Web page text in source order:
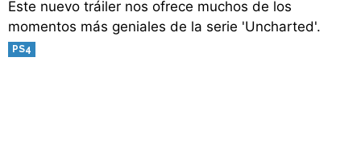
Este nuevo tráiler nos ofrece muchos de los
momentos más geniales de la serie 'Uncharted'.
PS4